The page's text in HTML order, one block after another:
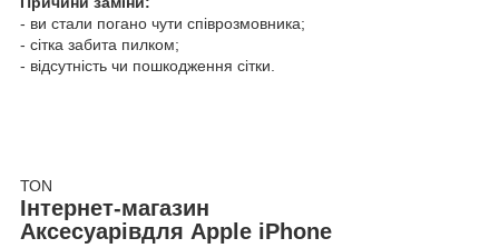
- ви стали погано чути співрозмовника;
- сітка забита пилком;
- відсутність чи пошкодження сітки.
ТОN
Інтернет-магазин
Аксесуарівдля Apple iPhone